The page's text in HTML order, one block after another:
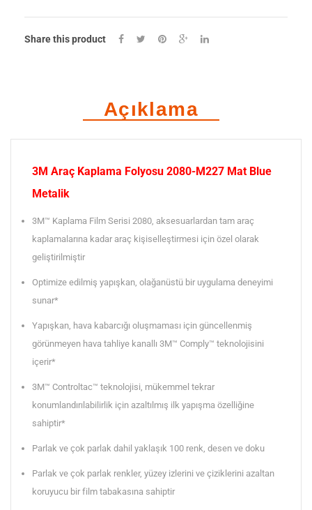
M227
adet
Share this product
Açıklama
3M Araç Kaplama Folyosu 2080-M227 Mat Blue
Metalik
3M™ Kaplama Film Serisi 2080, aksesuarlardan tam araç
kaplamalarına kadar araç kişiselleştirmesi için özel olarak
geliştirilmiştir
Optimize edilmiş yapışkan, olağanüstü bir uygulama deneyimi
sunar*
Yapışkan, hava kabarcığı oluşmaması için güncellenmiş
görünmeyen hava tahliye kanallı 3M™ Comply™ teknolojisini
içerir*
3M™ Controltac™ teknolojisi, mükemmel tekrar
konumlandırılabilirlik için azaltılmış ilk yapışma özelliğine
sahiptir*
Parlak ve çok parlak dahil yaklaşık 100 renk, desen ve doku
Parlak ve çok parlak renkler, yüzey izlerini ve çiziklerini azaltan
koruyucu bir film tabakasına sahiptir